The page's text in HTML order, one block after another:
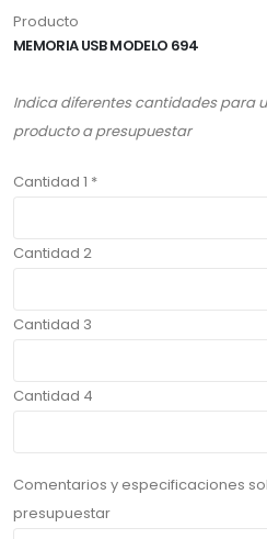
Producto
MEMORIA USB MODELO 694
Indica diferentes cantidades para
producto a presupuestar
Cantidad 1 *
Cantidad 2
Cantidad 3
Cantidad 4
Comentarios y especificaciones
presupuestar